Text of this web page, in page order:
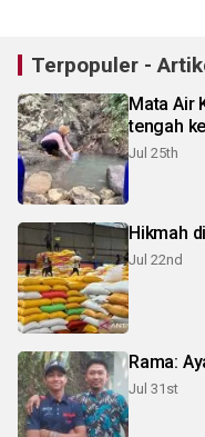
Terpopuler -
Mata Air
tengah
Jul 25th
Hikmah
Jul 22nd
Rama:
Jul 31st